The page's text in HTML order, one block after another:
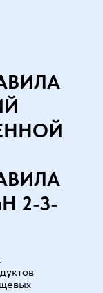
2-3-